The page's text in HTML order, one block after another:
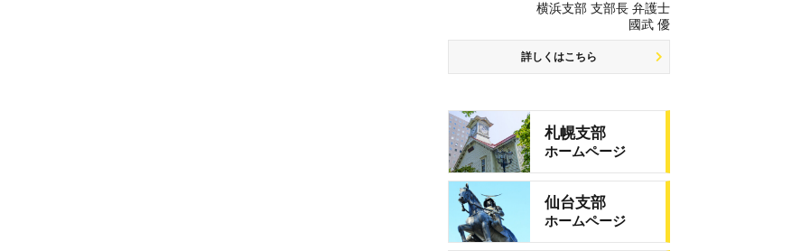
横浜支部 支部長 弁護士
國武 優
詳しくはこちら
札幌支部
ホームページ
仙台支部
ホームページ